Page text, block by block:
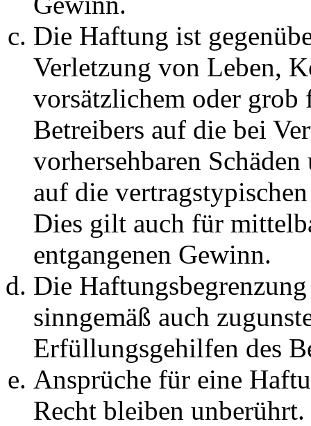
Die Haftung ist
Verletzung von Leben,
vorsätzlichem oder grob
Betreibers auf die bei
vorhersehbaren
auf die
Dies gilt auch für
entgangenen Gewinn.
Die
sinngemäß auch
Erfüllungsgehilfen des
Ansprüche für eine
Recht bleiben unberührt.